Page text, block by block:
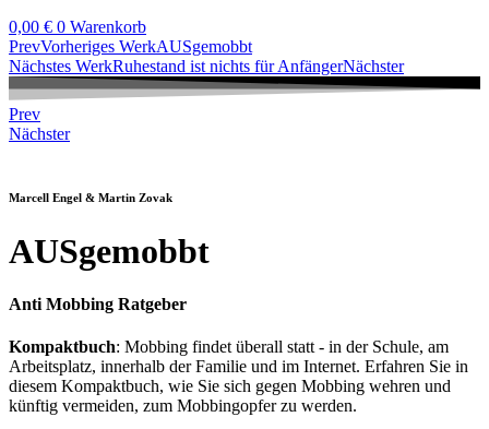
0,00 € 0 Warenkorb
PrevVorheriges WerkAUSgemobbt
Nächstes WerkRuhestand ist nichts für AnfängerNächster
Prev
Nächster
Marcell Engel & Martin Zovak
AUSgemobbt
Anti Mobbing Ratgeber
Kompaktbuch: Mobbing findet überall statt - in der Schule, am
Arbeitsplatz, innerhalb der Familie und im Internet. Erfahren Sie in
diesem Kompaktbuch, wie Sie sich gegen Mobbing wehren und
künftig vermeiden, zum Mobbingopfer zu werden.